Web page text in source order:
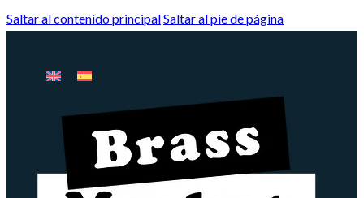
Saltar al contenido principalSaltar al pie de página